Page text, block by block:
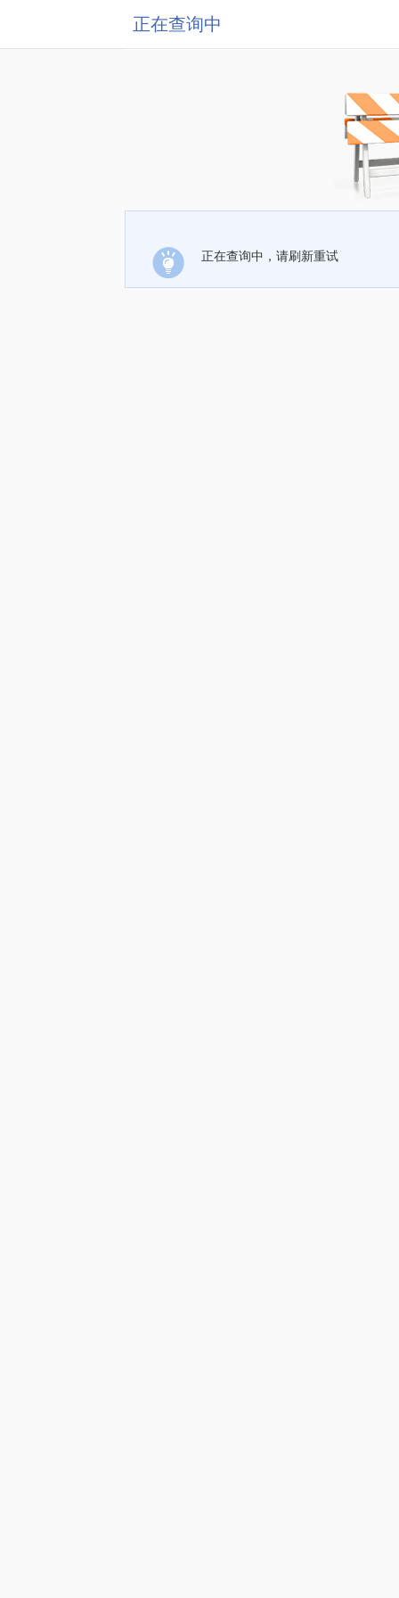
正在查询中
正在查询中，请刷新重试